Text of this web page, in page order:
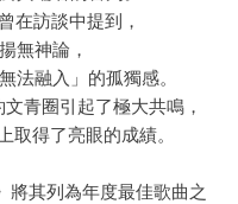
在訪談中提到，
無神論，
法融入」的孤獨感。
青圈引起了極大共鳴，
得了亮眼的成績。
其列為年度最佳歌曲之